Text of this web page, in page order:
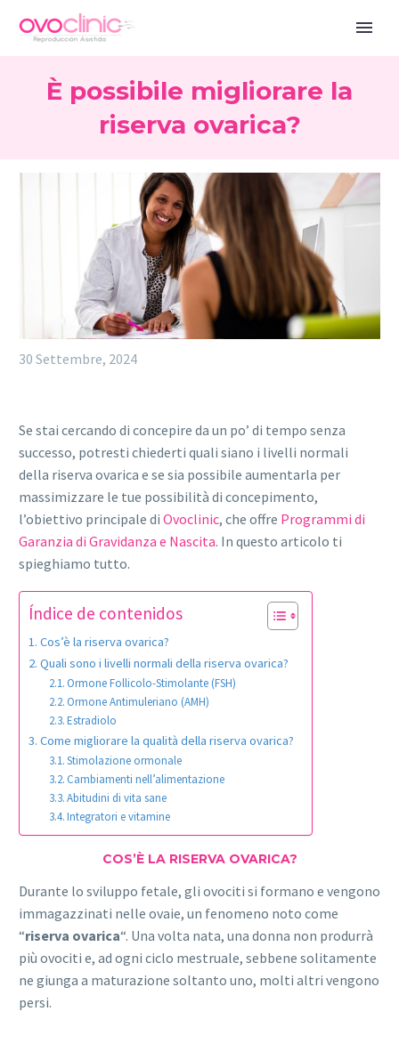
È possibile migliorare la
riserva ovarica?
30 Settembre, 2024
Se stai cercando di concepire da un po’ di tempo senza
successo, potresti chiederti quali siano i livelli normali
della riserva ovarica e se sia possibile aumentarla per
massimizzare le tue possibilità di concepimento,
l’obiettivo principale di Ovoclinic, che offre Programmi di
Garanzia di Gravidanza e Nascita. In questo articolo ti
spieghiamo tutto.
Índice de contenidos
Cos’è la riserva ovarica?
Quali sono i livelli normali della riserva ovarica?
Ormone Follicolo-Stimolante (FSH)
Ormone Antimuleriano (AMH)
Estradiolo
Come migliorare la qualità della riserva ovarica?
Stimolazione ormonale
Cambiamenti nell’alimentazione
Abitudini di vita sane
Integratori e vitamine
COS’È LA RISERVA OVARICA?
Durante lo sviluppo fetale, gli ovociti si formano e vengono
immagazzinati nelle ovaie, un fenomeno noto come
“riserva ovarica“. Una volta nata, una donna non produrrà
più ovociti e, ad ogni ciclo mestruale, sebbene solitamente
ne giunga a maturazione soltanto uno, molti altri vengono
persi.